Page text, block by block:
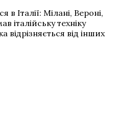
в Італії: Мілані, Вероні,
італійську техніку
відрізняється від інших